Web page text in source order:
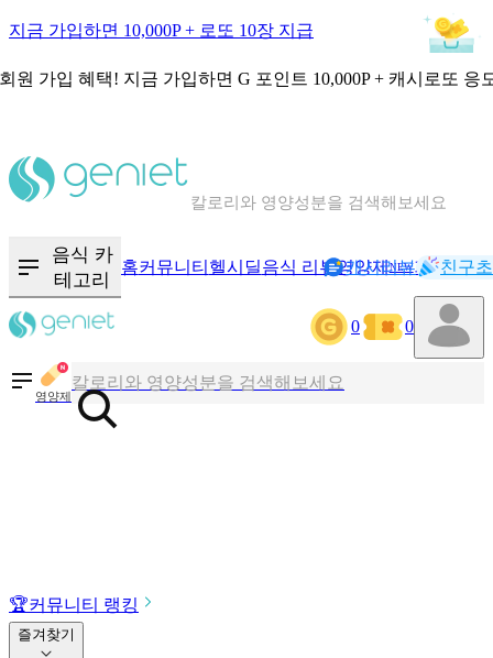
지금 가입하면 10,000P + 로또 10장 지급
원 가입 혜택! 지금 가입하면 G 포인트 10,000P + 캐시로또 응
혈당 · 다이어트 음식 검색해보세요
음식 카
테고리
홈커뮤니티 헬시딜음식 리뷰영양제NEW기록
캐시리뷰 친구
0 0
영양제
칼로리와 영양성분을 검색해보세요
혈당 · 다이어트 음식 검색해보세요
음식 · 영양제 리뷰를 찾아보세요
🏆커뮤니티 랭킹
즐겨찾기